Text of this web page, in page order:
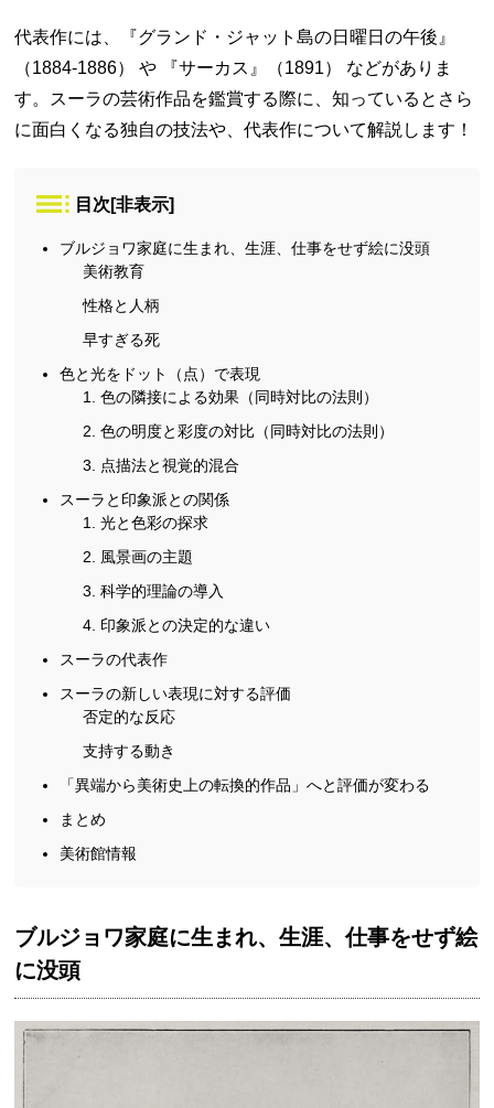
代表作には、『グランド・ジャット島の日曜日の午後』
（1884-1886） や 『サーカス』（1891） などがありま
す。スーラの芸術作品を鑑賞する際に、知っているとさら
に面白くなる独自の技法や、代表作について解説します！
目次 [非表示]
ブルジョワ家庭に生まれ、生涯、仕事をせず絵に没頭
美術教育
性格と人柄
早すぎる死
色と光をドット（点）で表現
1. 色の隣接による効果（同時対比の法則）
2. 色の明度と彩度の対比（同時対比の法則）
3. 点描法と視覚的混合
スーラと印象派との関係
1. 光と色彩の探求
2. 風景画の主題
3. 科学的理論の導入
4. 印象派との決定的な違い
スーラの代表作
スーラの新しい表現に対する評価
否定的な反応
支持する動き
「異端から美術史上の転換的作品」へと評価が変わる
まとめ
美術館情報
ブルジョワ家庭に生まれ、生涯、仕事をせず絵
に没頭